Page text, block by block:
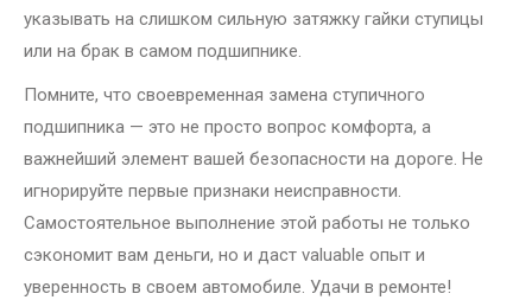
указывать на слишком сильную затяжку гайки ступицы
или на брак в самом подшипнике.
Помните, что своевременная замена ступичного
подшипника — это не просто вопрос комфорта, а
важнейший элемент вашей безопасности на дороге. Не
игнорируйте первые признаки неисправности.
Самостоятельное выполнение этой работы не только
сэкономит вам деньги, но и даст valuable опыт и
уверенность в своем автомобиле. Удачи в ремонте!